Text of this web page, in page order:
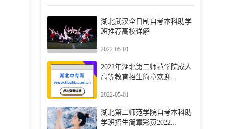
湖北武汉全日制自考本科助学
班推荐高校详解
2022-05-01
2022年湖北第二师范学院成人
高等教育招生简章欢迎...
2022-05-01
湖北第二师范学院自考本科助
学班招生简章彩页2022...